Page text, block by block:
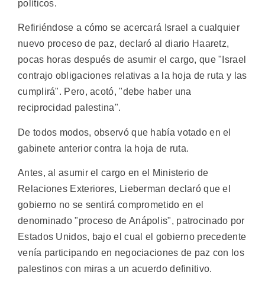
políticos.
Refiriéndose a cómo se acercará Israel a cualquier
nuevo proceso de paz, declaró al diario Haaretz,
pocas horas después de asumir el cargo, que "Israel
contrajo obligaciones relativas a la hoja de ruta y las
cumplirá". Pero, acotó, "debe haber una
reciprocidad palestina".
De todos modos, observó que había votado en el
gabinete anterior contra la hoja de ruta.
Antes, al asumir el cargo en el Ministerio de
Relaciones Exteriores, Lieberman declaró que el
gobierno no se sentirá comprometido en el
denominado "proceso de Anápolis", patrocinado por
Estados Unidos, bajo el cual el gobierno precedente
venía participando en negociaciones de paz con los
palestinos con miras a un acuerdo definitivo.